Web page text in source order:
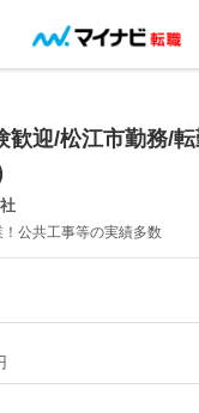
歓迎/松江市勤務/
公共工事等の実績多数